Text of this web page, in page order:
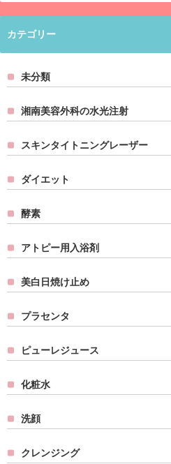
カテゴリー
未分類
湘南美容外科の水光注射
スキンタイトニングレーザー
ダイエット
酵素
アトピー用入浴剤
美白日焼け止め
プラセンタ
ピューレジュース
化粧水
洗顔
クレンジング